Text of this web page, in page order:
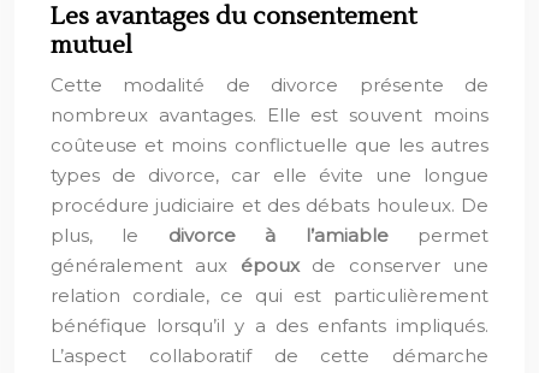
Les avantages du consentement
mutuel
Cette modalité de divorce présente de
nombreux avantages. Elle est souvent moins
coûteuse et moins conflictuelle que les autres
types de divorce, car elle évite une longue
procédure judiciaire et des débats houleux. De
plus, le divorce à l’amiablepermet
généralement aux épouxde conserver une
relation cordiale, ce qui est particulièrement
bénéfique lorsqu’il y a des enfants impliqués.
L’aspect collaboratif de cette démarche